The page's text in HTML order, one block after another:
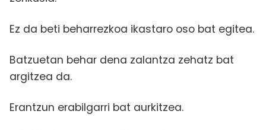
Ez da beti beharrezkoa ikastaro oso bat egitea.
Batzuetan behar dena zalantza zehatz bat
argitzea da.
Erantzun erabilgarri bat aurkitzea.